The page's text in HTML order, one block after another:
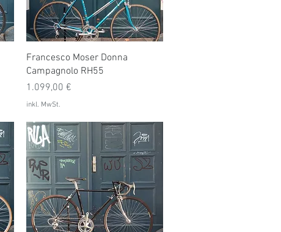
Schnellansicht
Francesco Moser Donna
Campagnolo RH55
Preis
1.099,00 €
inkl. MwSt.